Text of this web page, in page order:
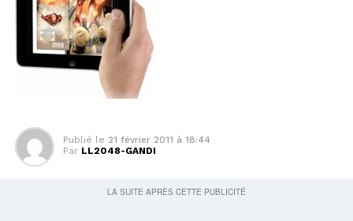
Publié le 21 février 2011 à 18:44
Par LL2048-GANDI